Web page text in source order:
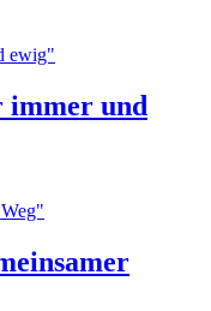
immer und